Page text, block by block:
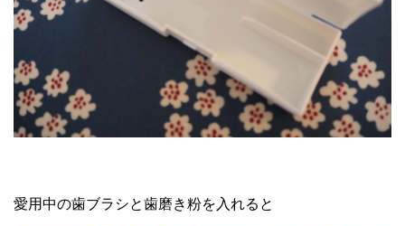
愛用中の歯ブラシと歯磨き粉を入れると